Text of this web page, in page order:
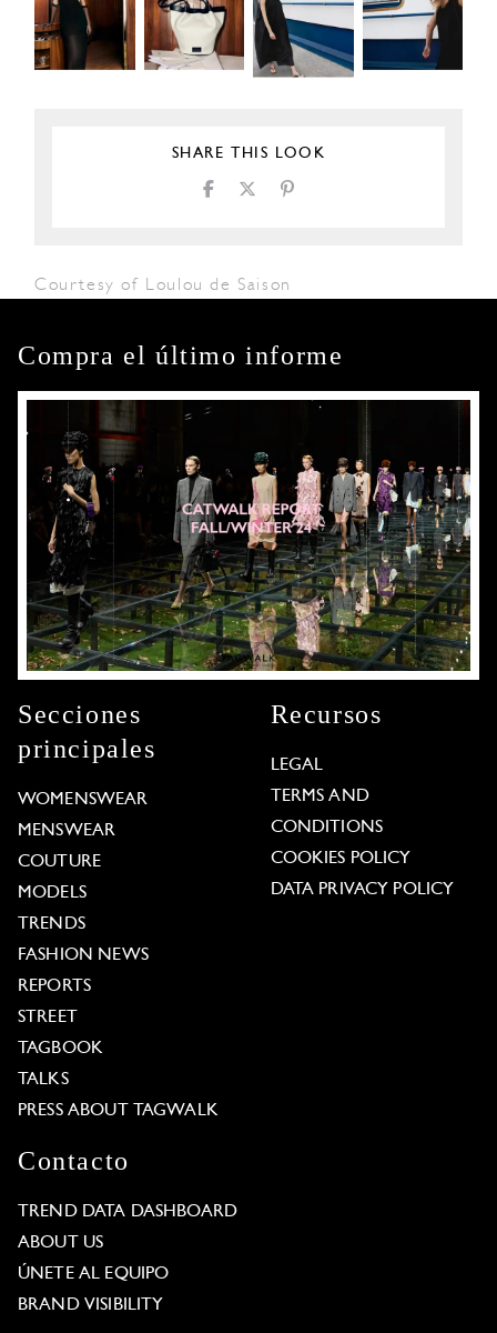
SHARE THIS LOOK
Courtesy of Loulou de Saison
Compra el último informe
Secciones
principales
WOMENSWEAR
MENSWEAR
COUTURE
MODELS
TRENDS
FASHION NEWS
REPORTS
STREET
TAGBOOK
TALKS
PRESS ABOUT TAGWALK
Recursos
LEGAL
TERMS AND
CONDITIONS
COOKIES POLICY
DATA PRIVACY POLICY
Contacto
TREND DATA DASHBOARD
ABOUT US
ÚNETE AL EQUIPO
BRAND VISIBILITY